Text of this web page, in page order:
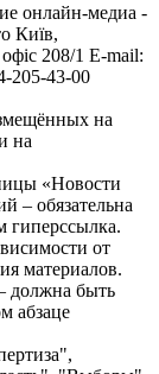
онлайн-медиа -
Київ,
208/1 E-mail:
205-43-00
на
на
«Новости
– обязательна
гиперссылка.
от
материалов.
должна быть
абзаце